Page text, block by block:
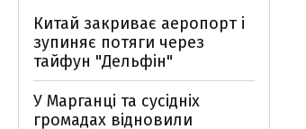
Китай закриває аеропорт і
зупиняє потяги через
тайфун "Дельфін"
У Марганці та сусідніх
громадах відновили